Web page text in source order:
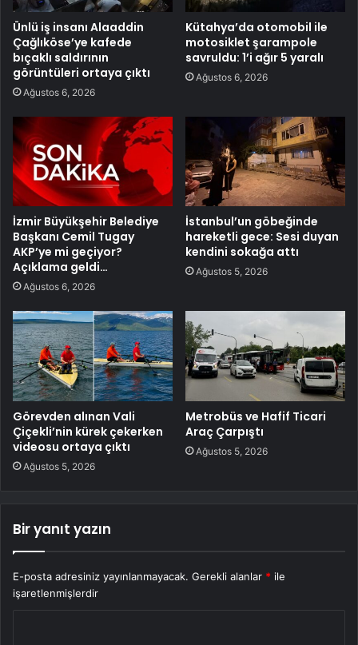
Ünlü iş insanı Alaaddin
Çağlıköse’ye kafede
bıçaklı saldırının
görüntüleri ortaya çıktı
Ağustos 6, 2026
Kütahya’da otomobil ile
motosiklet şarampole
savruldu: 1’i ağır 5 yaralı
Ağustos 6, 2026
İzmir Büyükşehir Belediye
Başkanı Cemil Tugay
AKP’ye mi geçiyor?
Açıklama geldi…
Ağustos 6, 2026
İstanbul’un göbeğinde
hareketli gece: Sesi duyan
kendini sokağa attı
Ağustos 5, 2026
Görevden alınan Vali
Çiçekli’nin kürek çekerken
videosu ortaya çıktı
Ağustos 5, 2026
Metrobüs ve Hafif Ticari
Araç Çarpıştı
Ağustos 5, 2026
Bir yanıt yazın
E-posta adresiniz yayınlanmayacak. Gerekli alanlar * ile
işaretlenmişlerdir